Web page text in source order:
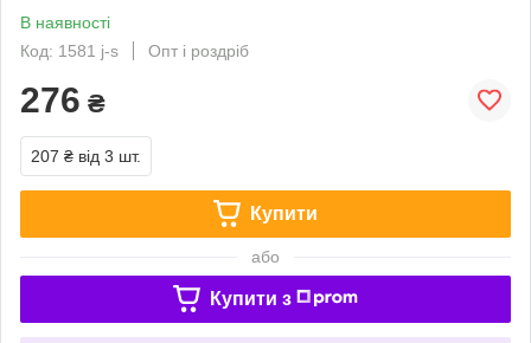
В наявності
Код: 1581 j-s
Опт і роздріб
276 ₴
207 ₴ від 3 шт.
Купити
або
Купити з